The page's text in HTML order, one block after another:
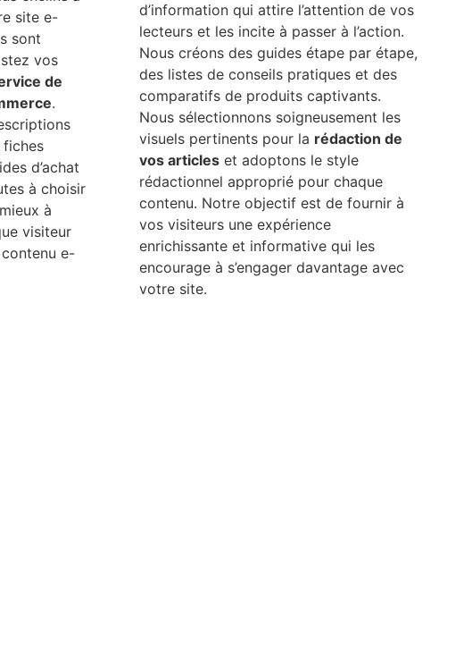
site e-
sont
vos
de
.
d’achat
à choisir
à
visiteur
e-
d’information qui attire l’attention de vos
lecteurs et les incite à passer à l’action.
Nous créons des guides étape par étape,
des listes de conseils pratiques et des
comparatifs de produits captivants.
Nous sélectionnons soigneusement les
visuels pertinents pour la rédaction de
vos articles et adoptons le style
rédactionnel approprié pour chaque
contenu. Notre objectif est de fournir à
vos visiteurs une expérience
enrichissante et informative qui les
encourage à s’engager davantage avec
votre site.